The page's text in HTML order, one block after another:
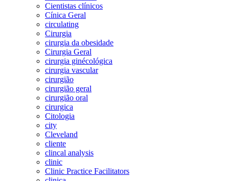
Cientistas clínicos
Cínica Geral
circulating
Cirurgia
cirurgia da obesidade
Cirurgia Geral
cirurgia ginécológica
cirurgia vascular
cirurgião
cirurgião geral
cirurgião oral
cirurgica
Citologia
city
Cleveland
cliente
clincal analysis
clinic
Clinic Practice Facilitators